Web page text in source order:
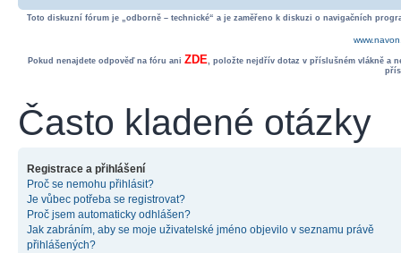
Toto diskuzní fórum je „odborně – technické“ a je zaměřeno k diskuzi o navigačních
Pokud nenajdete odpověď na fóru ani ZDE, položte nejdřív dotaz v příslušném vlákně a
Často kladené otázky
Registrace a přihlášení
Proč se nemohu přihlásit?
Je vůbec potřeba se registrovat?
Proč jsem automaticky odhlášen?
Jak zabráním, aby se moje uživatelské jméno objevilo v seznamu právě
přihlášených?